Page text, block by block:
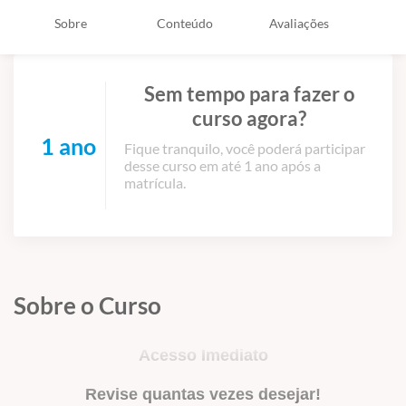
Sobre Conteúdo Avaliações
1 ano
Sem tempo para fazer o
curso agora?
Fique tranquilo, você poderá participar
desse curso em até 1 ano após a
matrícula.
Sobre o Curso
Acesso Imediato
Revise quantas vezes desejar!